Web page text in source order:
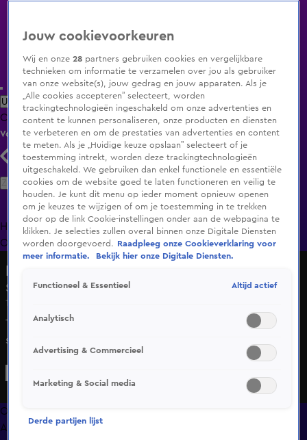
Uitzending Gemist Populaire programma's Zenders Genres
ClipsFilmsRadioSmart TV inlogShop
Volg KIJK
Zoeken
HomeUitzending Gemist Programma's De Bondgenoten
OranjezomerLivestreamsShop
Seizoen 7, aflevering 10
13 sep 2024, 18:54
Tussen Edwin en Marie-José lijkt de vonk fysiek over te
slaan, maar dan lijken ze toch niet helemaal hetzelfde te
denken over de toekomst. Maric maakt van zijn date met
lapdance die hem nog lang zal bij blijven.
Overzicht
Afleveringen
Jouw cookievoorkeuren
Wij en onze28 partners gebruiken cookies en vergelijkbare
technieken om informatie te verzamelen over jou als gebruiker
van onze website(s), jouw gedrag en jouw apparaten. Als je
„Alle cookies accepteren” selecteert, worden
trackingtechnologieën ingeschakeld om onze advertenties en
content te kunnen personaliseren, onze producten en diensten
te verbeteren en om de prestaties van advertenties en content
te meten. Als je „Huidige keuze opslaan” selecteert of je
toestemming intrekt, worden deze trackingtechnologieën
uitgeschakeld. We gebruiken dan enkel functionele en essentiële
cookies om de website goed te laten functioneren en veilig te
houden. Je kunt dit menu op ieder moment opnieuw openen
om je keuzes te wijzigen of om je toestemming in te trekken
door op de link Cookie-instellingen onder aan de webpagina te
klikken. Je selecties zullen overal binnen onze Digitale Diensten
worden doorgevoerd.
Raadpleeg onze Cookieverklaring voor
meer informatie.
Bekijk hier onze Digitale Diensten.
Functioneel & Essentieel Altijd actief
Analytisch
Advertising & Commercieel
Marketing & Social media
Derde partijen lijst